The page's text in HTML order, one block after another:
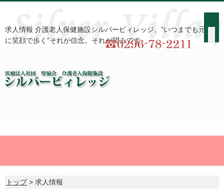
求人情報 介護老人保健施設シルバービィレッジ。”いつまでも元気
に笑顔で歩く”それが信念。それが望みです。
トップ> 求人情報